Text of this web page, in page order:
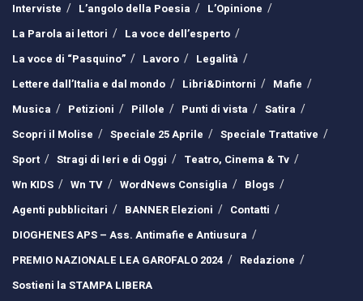
Interviste
L’angolo della Poesia
L’Opinione
La Parola ai lettori
La voce dell’esperto
La voce di “Pasquino”
Lavoro
Legalità
Lettere dall’Italia e dal mondo
Libri&Dintorni
Mafie
Musica
Petizioni Pillole Punti di vista
Satira
Scopri il Molise
Speciale 25 Aprile
Speciale Trattative
Sport
Stragi di Ieri e di Oggi
Teatro, Cinema & Tv
Wn KIDS
Wn TV WordNews Consiglia
Blogs
Agenti pubblicitari
BANNER Elezioni
Contatti
DIOGHENES APS – Ass. Antimafie e Antiusura
PREMIO NAZIONALE LEA GAROFALO 2024
Redazione
Sostieni la STAMPA LIBERA